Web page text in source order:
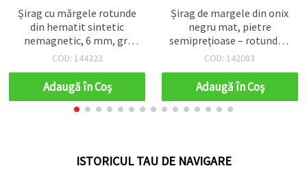
Șirag cu mărgele rotunde
din hematit sintetic
nemagnetic, 6 mm, gri
metalic, aprox. 70 buc. —
bijuterii DIY/handmade,
mărgelit, brățări și coliere
COD: 144322
Adaugă în Coş
Șirag de margele din onix
negru mat, pietre
semiprețioase – rotunde 8
mm, ~50 buc, pentru
sofisticate
COD: 142083
Adaugă în Coş
ISTORICUL TAU DE NAVIGARE